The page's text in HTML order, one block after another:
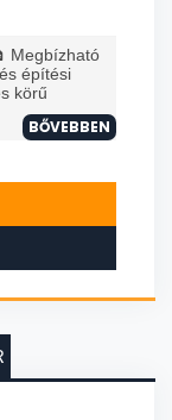
Megbízható
építési
körű
BŐVEBBEN